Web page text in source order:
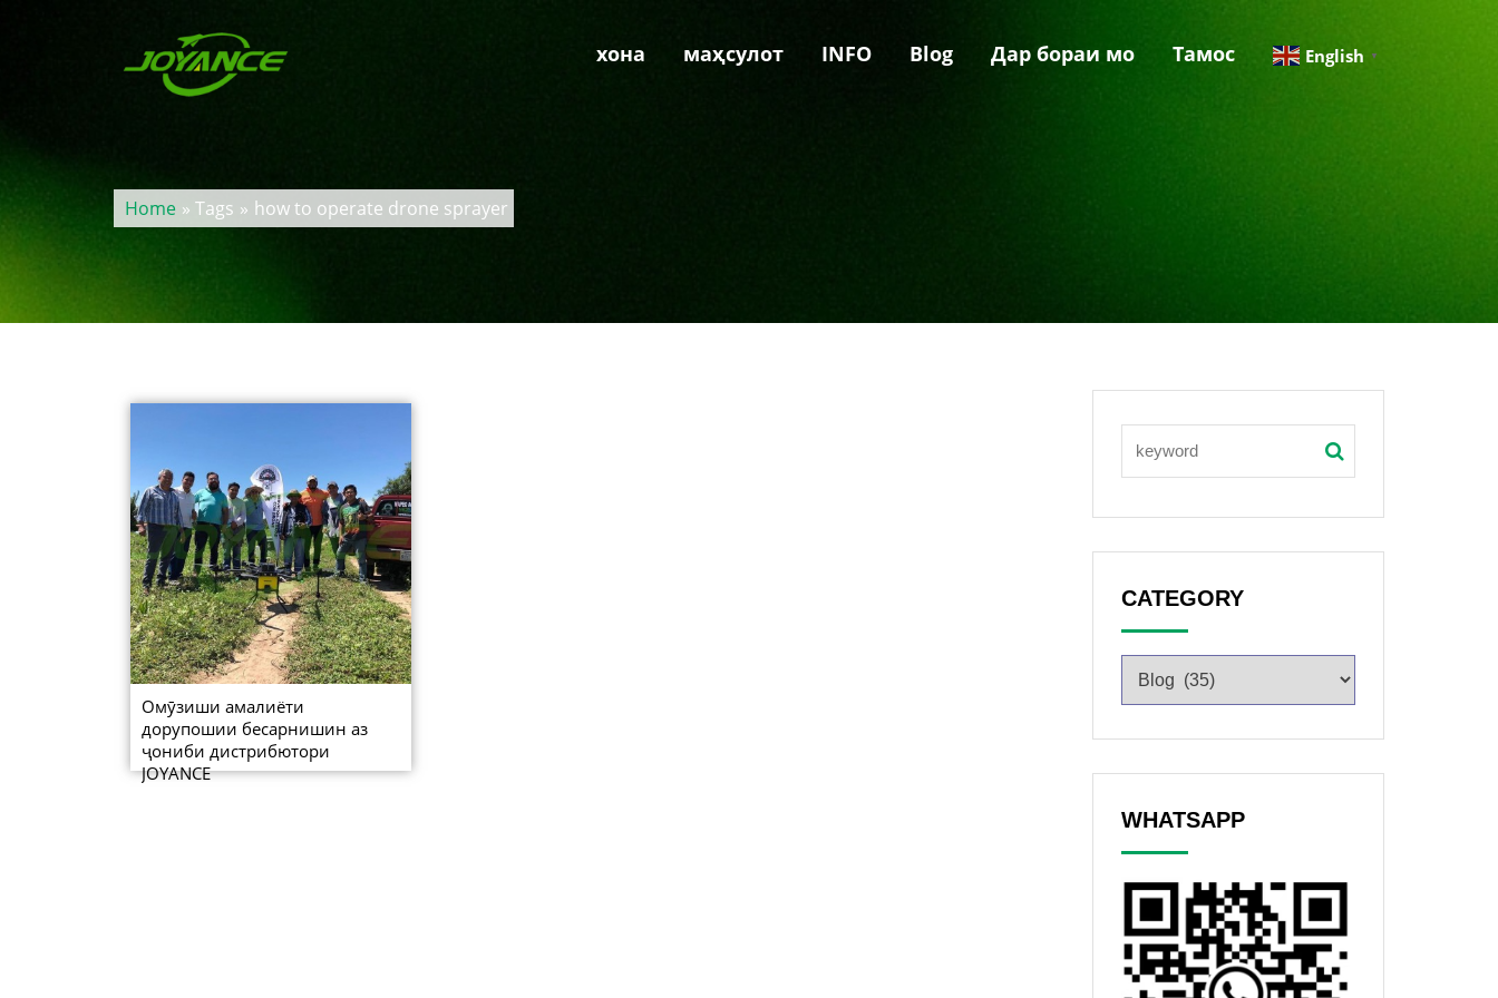
хона маҳсулот INFO Blog Дар бораи мо Тамос English ▼
Home » Tags how to operate drone sprayer
»
Омӯзиши амалиёти
дорупошии бесарнишин аз
ҷониби дистрибютори
JOYANCE
CATEGORY
WHATSAPP